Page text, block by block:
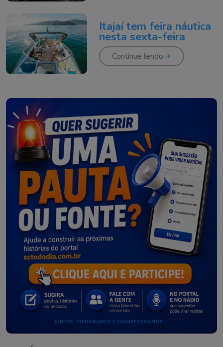
Itajaí tem feira náutica
nesta sexta-feira
Continue lendo